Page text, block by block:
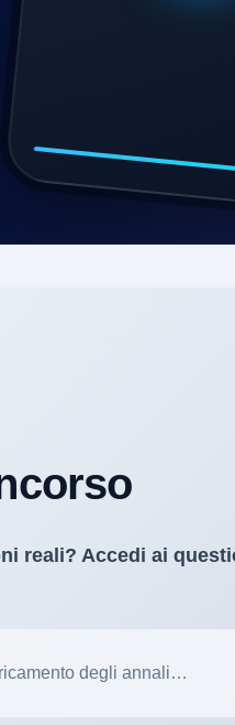
reali? Accedi ai
degli annali…